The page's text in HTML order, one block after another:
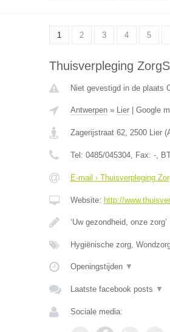
1 2 3 4 5
Thuisverpleging
Niet gevestigd in de plaats
Antwerpen» Lier| Google
Zagerijstraat 62, 2500 Lier(
Tel: 0485/045304, Fax: -,
E-mail › Thuisverpleging
Website: http://
‘Uw gezondheid, onze zorg’
Hygiënische zorg,
Openingstijden ▼
Laatste facebook posts ▼
Sociale media: